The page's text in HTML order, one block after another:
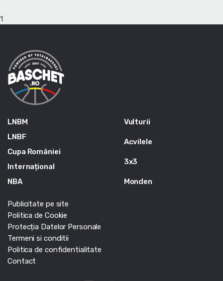
1
LNBM
LNBF
Cupa României
Internațional
NBA
Vulturii
Acvilele
3x3
Monden
Publicitate pe site
Politica de Cookie
Protecția Datelor Personale
Termeni si conditii
Politica de confidentialitate
Contact